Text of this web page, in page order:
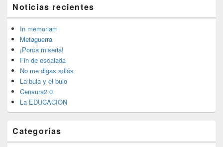
área
de
widget
barra
lateral
primaria
Noticias recientes
In memoriam
Metaguerra
¡Porca miseria!
Fin de escalada
No me digas adiós
La bula y el bulo
Censura2.0
La EDUCACION
Categorías